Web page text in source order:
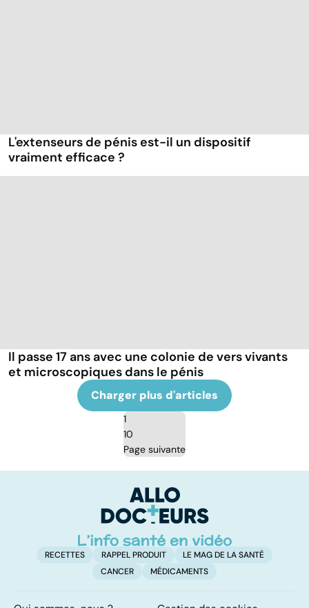
L'extenseurs de pénis est-il un dispositif
vraiment efficace ?
Il passe 17 ans avec une colonie de vers vivants
et microscopiques dans le pénis
Charger plus d'articles
1
10
Page suivante
RECETTES RAPPEL PRODUIT
LE MAG DE LA SANTÉ
CANCER
MÉDICAMENTS